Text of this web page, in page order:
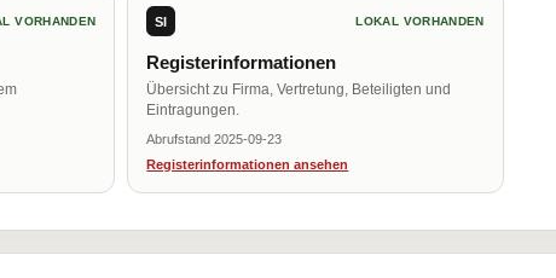
VORHANDEN SI LOKAL VORHANDEN
Registerinformationen
Übersicht zu Firma, Vertretung, Beteiligten und
Eintragungen.
Abrufstand 2025-09-23
Registerinformationen ansehen